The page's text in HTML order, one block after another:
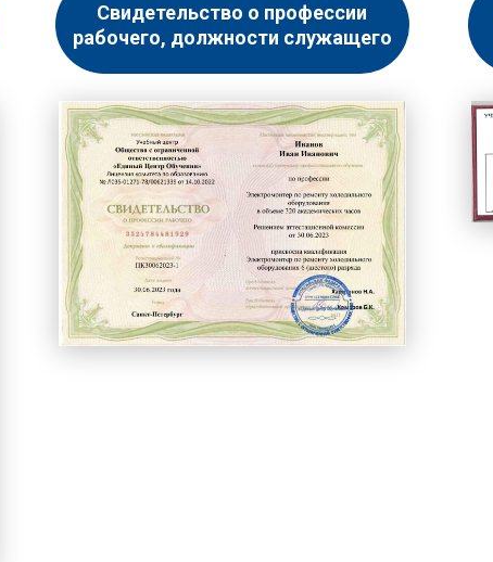
Свидетельство о профессии
рабочего, должности служащего